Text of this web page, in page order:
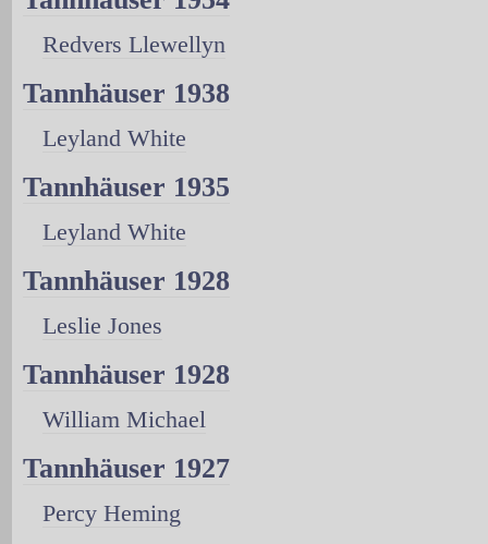
Redvers Llewellyn
Tannhäuser 1938
Leyland White
Tannhäuser 1935
Leyland White
Tannhäuser 1928
Leslie Jones
Tannhäuser 1928
William Michael
Tannhäuser 1927
Percy Heming